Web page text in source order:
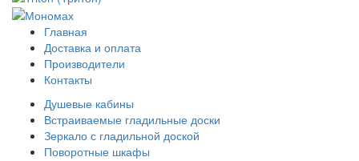
Главная
Доставка и оплата
Производители
Контакты
Душевые кабины
Встраиваемые гладильные доски
Зеркало с гладильной доской
Поворотные шкафы